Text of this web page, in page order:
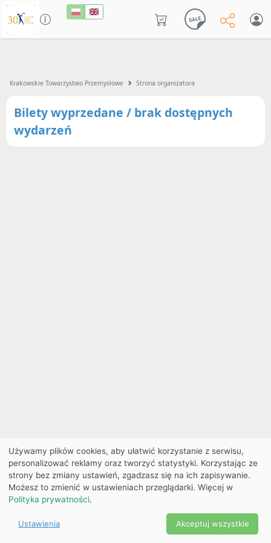
Krakowskie Towarzystwo Przemysłowe Strona organizatora
Bilety wyprzedane / brak dostępnych
wydarzeń
Ekobilet2026 |
Ustawienia
cookies
2026
Używamy plików cookies, aby ułatwić korzystanie z serwisu,
personalizować reklamy oraz tworzyć statystyki. Korzystając ze
strony bez zmiany ustawień, zgadzasz się na ich zapisywanie.
Możesz to zmienić w ustawieniach przeglądarki. Więcej w
Polityka prywatności.
Ustawienia Akceptuj wszystkie